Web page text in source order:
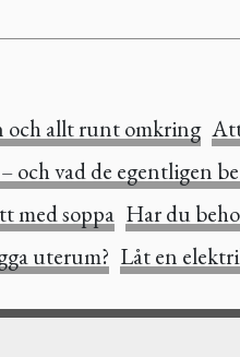
allt runt omkring
och vad de egentligen
med soppa Har du
uterum? Låt en